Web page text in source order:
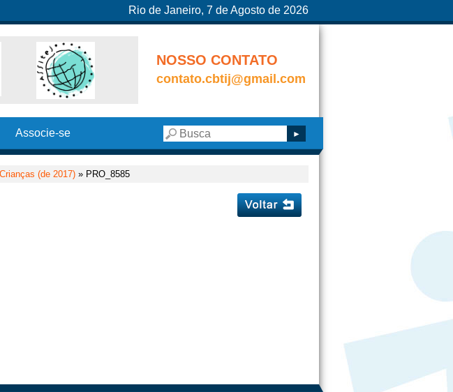
Rio de Janeiro, 7 de Agosto de 2026
NOSSO CONTATO
contato.cbtij@gmail.com
Associe-se
(de 2017) » PRO_8585